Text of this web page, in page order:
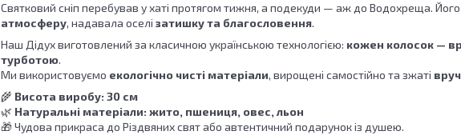
Святковий сніп перебував у хаті протягом тижня, а подекуди — аж до Водохреща.
атмосферу, надавала оселі затишку та благословення.
Наш Дідух виготовлений за класичною українською технологією: кожен колосок —
турботою.
Ми використовуємо екологічно чисті матеріали, вирощені самостійно та зжаті
🌾 Висота виробу: 30 см
🌿 Натуральні матеріали: жито, пшениця, овес, льон
🎁 Чудова прикраса до Різдвяних свят або автентичний подарунок із душею.